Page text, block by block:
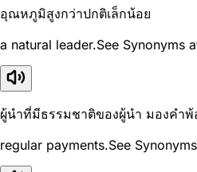
อุณหภูมิสูงกว่าปกติเล็กน้อย
a natural leader.See Synonyms
ผู้นำที่มีธรรมชาติของผู้นำ มองคำ
regular payments.See